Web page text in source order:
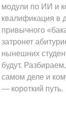
модули по ИИ и
квалификация в
привычного
затронет
нынешних
будут.
самом деле и
— короткий путь.